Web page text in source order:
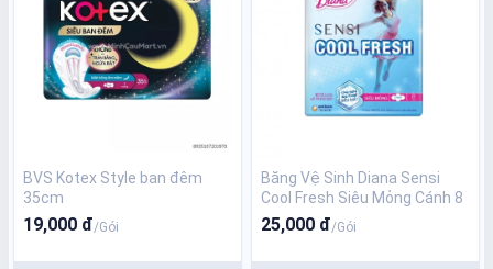
BVS Kotex Style ban đêm
35cm
19,000 đ/Gói
Băng Vệ Sinh Diana Sensi
Cool Fresh Siêu Mỏng Cánh 8
Miếng
25,000 đ/Gói